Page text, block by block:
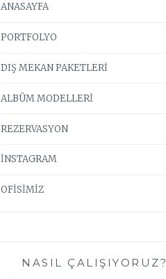
ANASAYFA
PORTFOLYO
DIŞ MEKAN PAKETLERİ
ALBÜM MODELLERİ
REZERVASYON
İNSTAGRAM
OFİSİMİZ
NASIL ÇALIŞIYORUZ?